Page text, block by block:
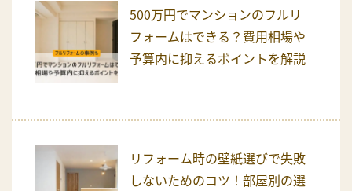
500万円でマンションのフルリ
フォームはできる？費用相場や
予算内に抑えるポイントを解説
リフォーム時の壁紙選びで失敗
しないためのコツ！部屋別の選